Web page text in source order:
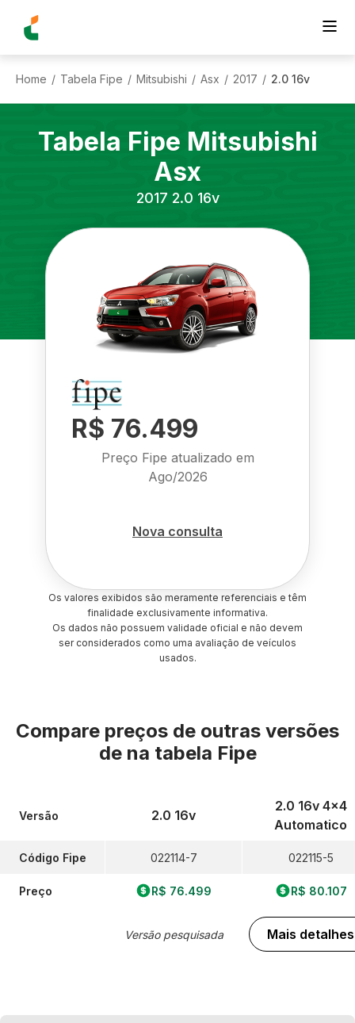
Home / Tabela Fipe / Mitsubishi / Asx / 2017 / 2.0 16v
Tabela Fipe Mitsubishi
Asx
2017 2.0 16v
R$ 76.499
Preço Fipe atualizado em
Ago/2026
Nova consulta
Os valores exibidos são meramente referenciais e têm
finalidade exclusivamente informativa.
Os dados não possuem validade oficial e não devem
ser considerados como uma avaliação de veículos
usados.
Compare preços de outras versões
de na tabela Fipe
Versão
Código Fipe
Preço
2.0 16v
022114-7
R$ 76.499
Versão pesquisada
2.0 16v 4x4
Automatico
022115-5
R$ 80.107
Mais detalhes